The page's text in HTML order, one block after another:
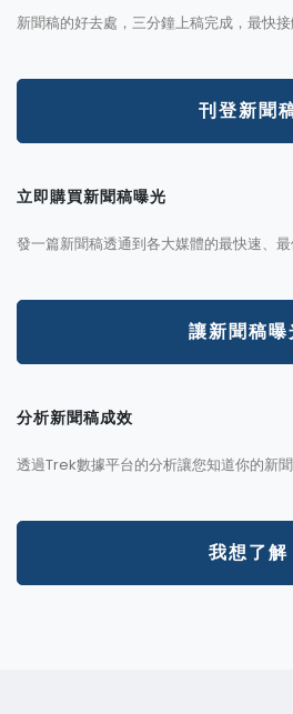
新聞稿的好去處，三分鐘上稿完成，最快接
刊登新聞
立即購買新聞稿曝光
發一篇新聞稿透通到各大媒體的最快速、最
讓新聞稿曝
分析新聞稿成效
透過Trek數據平台的分析讓您知道你的新
我想了解